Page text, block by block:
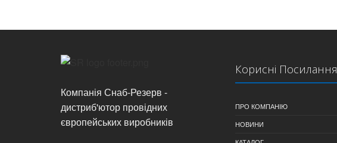
Компанія Снаб-Резерв -
дистриб'ютор провідних
європейських виробників
Корисні Посилання
ПРО КОМПАНІЮ
НОВИНИ